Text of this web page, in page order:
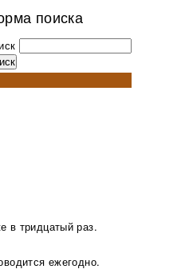
поиска
в тридцатый раз.
ежегодно.